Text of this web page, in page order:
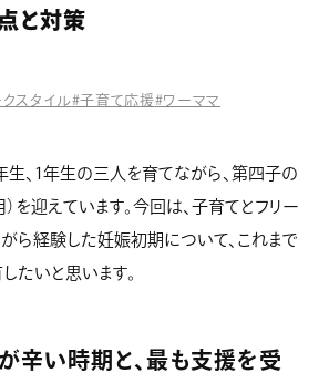
と対策
スタイル#子育て応援#ワーママ
生、1年生の三人を育てながら、第四子の
を迎えています。今回は、子育てとフリー
ら経験した妊娠初期について、これまで
たいと思います。
辛い時期と、最も支援を受